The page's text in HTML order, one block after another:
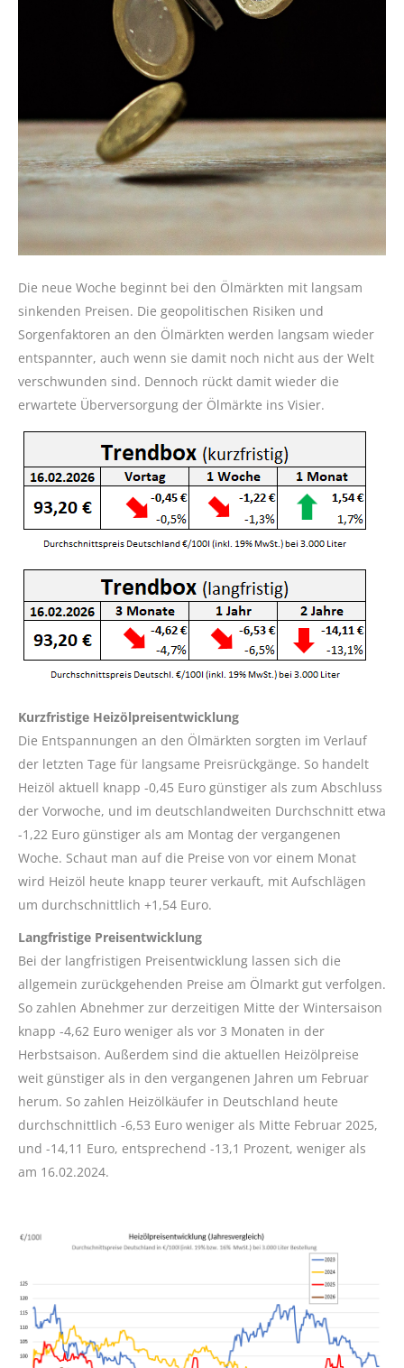
Die neue Woche beginnt bei den Ölmärkten mit langsam
sinkenden Preisen. Die geopolitischen Risiken und
Sorgenfaktoren an den Ölmärkten werden langsam wieder
entspannter, auch wenn sie damit noch nicht aus der Welt
verschwunden sind. Dennoch rückt damit wieder die
erwartete Überversorgung der Ölmärkte ins Visier.
Kurzfristige Heizölpreisentwicklung
Die Entspannungen an den Ölmärkten sorgten im Verlauf
der letzten Tage für langsame Preisrückgänge. So handelt
Heizöl aktuell knapp -0,45 Euro günstiger als zum Abschluss
der Vorwoche, und im deutschlandweiten Durchschnitt etwa
-1,22 Euro günstiger als am Montag der vergangenen
Woche. Schaut man auf die Preise von vor einem Monat
wird Heizöl heute knapp teurer verkauft, mit Aufschlägen
um durchschnittlich +1,54 Euro.
Langfristige Preisentwicklung
Bei der langfristigen Preisentwicklung lassen sich die
allgemein zurückgehenden Preise am Ölmarkt gut verfolgen.
So zahlen Abnehmer zur derzeitigen Mitte der Wintersaison
knapp -4,62 Euro weniger als vor 3 Monaten in der
Herbstsaison. Außerdem sind die aktuellen Heizölpreise
weit günstiger als in den vergangenen Jahren um Februar
herum. So zahlen Heizölkäufer in Deutschland heute
durchschnittlich -6,53 Euro weniger als Mitte Februar 2025,
und -14,11 Euro, entsprechend -13,1 Prozent, weniger als
am 16.02.2024.